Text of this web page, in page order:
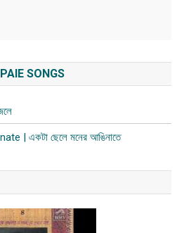
SONGS
| একটা ছেলে মনের আঙিনাতে